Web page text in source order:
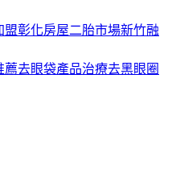
彰化房屋二胎市場新竹融
去眼袋產品治療去黑眼圈